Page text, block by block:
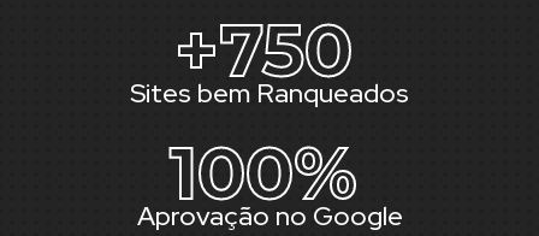
+750
Sites bem Ranqueados
100%
Aprovação no Google